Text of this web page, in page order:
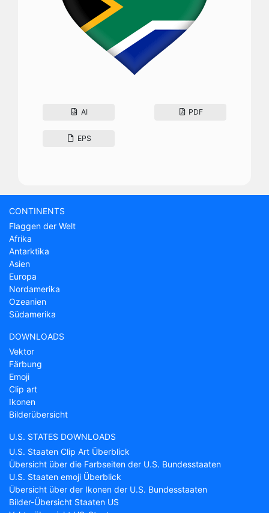
AI PDF
EPS
CONTINENTS
Flaggen der Welt
Afrika
Antarktika
Asien
Europa
Nordamerika
Ozeanien
Südamerika
DOWNLOADS
Vektor
Färbung
Emoji
Clip art
Ikonen
Bilderübersicht
U.S. STATES DOWNLOADS
U.S. Staaten Clip Art Überblick
Übersicht über die Farbseiten der U.S. Bundesstaaten
U.S. Staaten emoji Überblick
Übersicht über der Ikonen der U.S. Bundesstaaten
Bilder-Übersicht Staaten US